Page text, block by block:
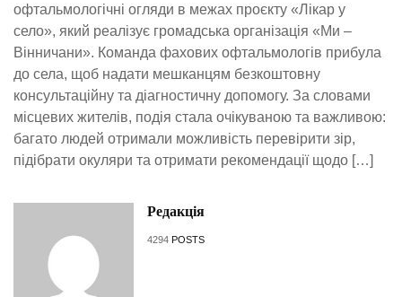
офтальмологічні огляди в межах проєкту «Лікар у
село», який реалізує громадська організація «Ми –
Вінничани». Команда фахових офтальмологів прибула
до села, щоб надати мешканцям безкоштовну
консультаційну та діагностичну допомогу. За словами
місцевих жителів, подія стала очікуваною та важливою:
багато людей отримали можливість перевірити зір,
підібрати окуляри та отримати рекомендації щодо […]
Редакція
4294 POSTS